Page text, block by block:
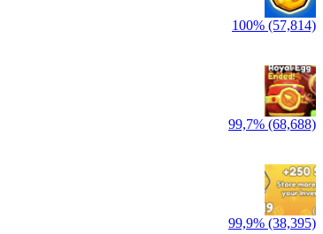
100% (57,814)
99,7% (68,688)
99,9% (38,395)